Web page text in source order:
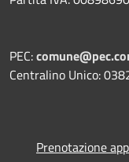
PEC:
Centralino Unico:
Prenotazione